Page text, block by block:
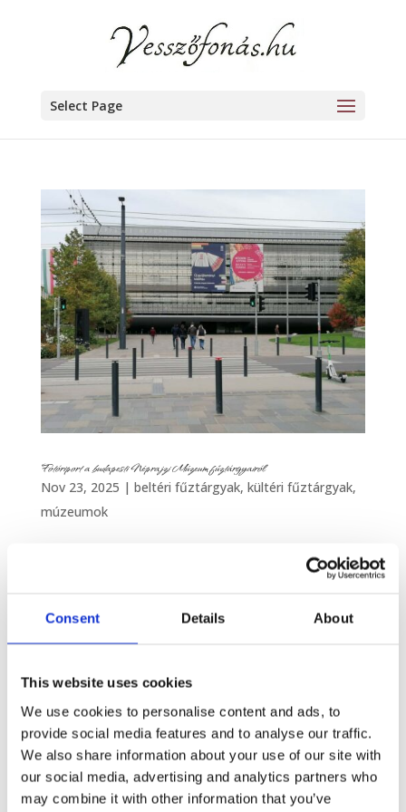
Consent Details About
This website uses cookies
We use cookies to personalise content and ads, to
provide social media features and to analyse our traffic.
We also share information about your use of our site with
our social media, advertising and analytics partners who
may combine it with other information that you’ve
Select Page
Fotóriport a budapesti Néprajzi Múzeum fűztárgyairól
Nov 23, 2025 | beltéri fűztárgyak, kültéri fűztárgyak,
múzeumok
Mióta a Néprajzi Múzeum elköltözött korábbi
helyéről, nem jártam még az új épületben.
miatt kerítettem sort a látogatásra. A modern
XXI. századi interaktív tudásközpont, méltán...